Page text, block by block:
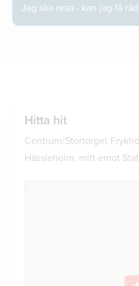
Jag ska resa - kan jag få
Hitta hit
Centrum/Stortorget
Hässleholm, mitt emot